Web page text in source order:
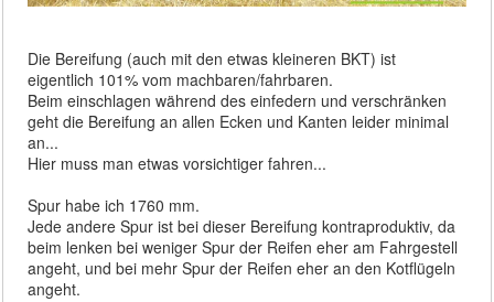
Die Bereifung (auch mit den etwas kleineren BKT) ist
eigentlich 101% vom machbaren/fahrbaren.
Beim einschlagen während des einfedern und verschränken
geht die Bereifung an allen Ecken und Kanten leider minimal
an...
Hier muss man etwas vorsichtiger fahren...
Spur habe ich 1760 mm.
Jede andere Spur ist bei dieser Bereifung kontraproduktiv, da
beim lenken bei weniger Spur der Reifen eher am Fahrgestell
angeht, und bei mehr Spur der Reifen eher an den Kotflügeln
angeht.